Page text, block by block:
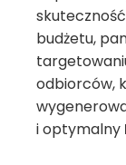
budżetu,
odbiorców,
i optymalny